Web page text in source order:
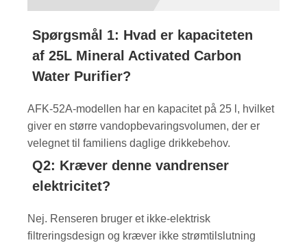
Spørgsmål 1: Hvad er kapaciteten
af ​​25L Mineral Activated Carbon
Water Purifier?
AFK-52A-modellen har en kapacitet på 25 l, hvilket
giver en større vandopbevaringsvolumen, der er
velegnet til familiens daglige drikkebehov.
Q2: Kræver denne vandrenser
elektricitet?
Nej. Renseren bruger et ikke-elektrisk
filtreringsdesign og kræver ikke strømtilslutning